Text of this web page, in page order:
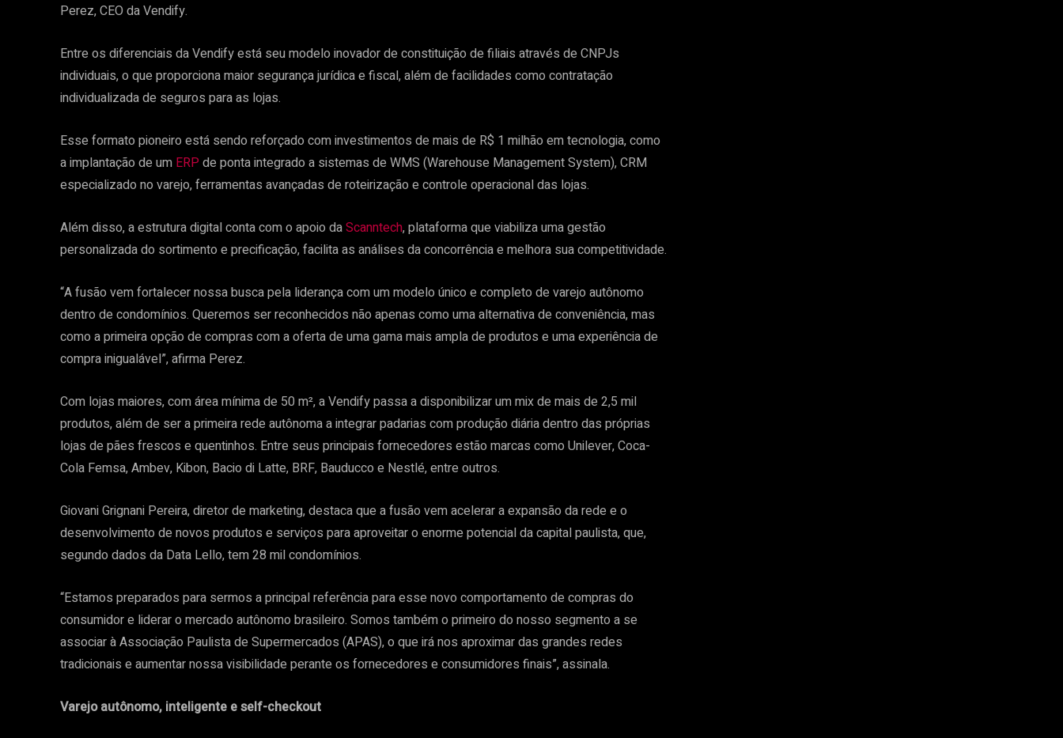
Perez, CEO da Vendify.
Entre os diferenciais da Vendify está seu modelo inovador de constituição de filiais através de CNPJs
individuais, o que proporciona maior segurança jurídica e fiscal, além de facilidades como contratação
individualizada de seguros para as lojas.
Esse formato pioneiro está sendo reforçado com investimentos de mais de R$ 1 milhão em tecnologia, como
a implantação de um ERP de ponta integrado a sistemas de WMS (Warehouse Management System), CRM
especializado no varejo, ferramentas avançadas de roteirização e controle operacional das lojas.
Além disso, a estrutura digital conta com o apoio daScanntech, plataforma que viabiliza uma gestão
personalizada do sortimento e precificação, facilita as análises da concorrência e melhora sua competitividade.
“A fusão vem fortalecer nossa busca pela liderança com um modelo único e completo de varejo autônomo
dentro de condomínios. Queremos ser reconhecidos não apenas como uma alternativa de conveniência, mas
como a primeira opção de compras com a oferta de uma gama mais ampla de produtos e uma experiência de
compra inigualável”, afirma Perez.
Com lojas maiores, com área mínima de 50 m², a Vendify passa a disponibilizar um mix de mais de 2,5 mil
produtos, além de ser a primeira rede autônoma a integrar padarias com produção diária dentro das próprias
lojas de pães frescos e quentinhos. Entre seus principais fornecedores estão marcas como Unilever, Coca-
Cola Femsa, Ambev, Kibon, Bacio di Latte, BRF, Bauducco e Nestlé, entre outros.
Giovani Grignani Pereira, diretor de marketing, destaca que a fusão vem acelerar a expansão da rede e o
desenvolvimento de novos produtos e serviços para aproveitar o enorme potencial da capital paulista, que,
segundo dados da Data Lello, tem 28 mil condomínios.
“Estamos preparados para sermos a principal referência para esse novo comportamento de compras do
consumidor e liderar o mercado autônomo brasileiro. Somos também o primeiro do nosso segmento a se
associar à Associação Paulista de Supermercados (APAS), o que irá nos aproximar das grandes redes
tradicionais e aumentar nossa visibilidade perante os fornecedores e consumidores finais”, assinala.
Varejo autônomo, inteligente e self-checkout